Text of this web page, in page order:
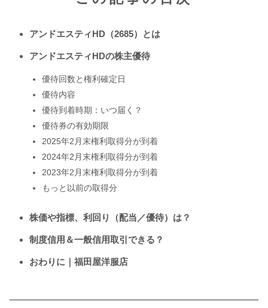
アンドエスティHD（2685）とは
アンドエスティHDの株主優待
優待回数と権利確定日
優待内容
優待到着時期：いつ届く？
優待券の有効期限
2025年2月末権利取得分が到着
2024年2月末権利取得分が到着
2023年2月末権利取得分が到着
もっと以前の取得分
株価や指標、利回り（配当／優待）は？
制度信用＆一般信用取引できる？
おわりに｜福田屋洋服店